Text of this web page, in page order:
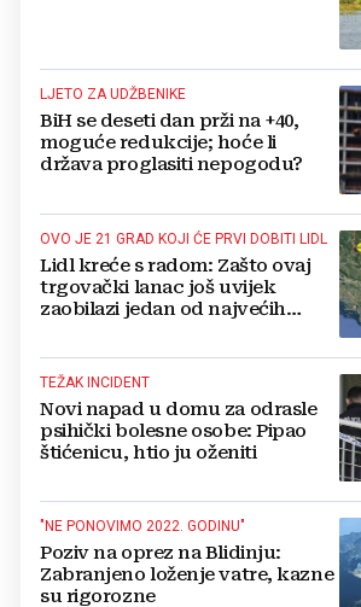
LJETO ZA UDŽBENIKE
BiH se deseti dan prži na +40,
moguće redukcije; hoće li
država proglasiti nepogodu?
OVO JE 21 GRAD KOJI ĆE PRVI DOBITI LIDL
Lidl kreće s radom: Zašto ovaj
trgovački lanac još uvijek
zaobilazi jedan od najvećih
TEŽAK INCIDENT
Novi napad u domu za odrasle
psihički bolesne osobe: Pipao
štićenicu, htio ju oženiti
"NE PONOVIMO 2022. GODINU"
Poziv na oprez na Blidinju:
Zabranjeno loženje vatre, kazne
su rigorozne